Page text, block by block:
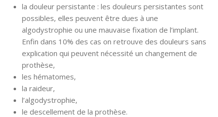
la douleur persistante : les douleurs persistantes sont
possibles, elles peuvent être dues à une
algodystrophie ou une mauvaise fixation de l’implant.
Enfin dans 10% des cas on retrouve des douleurs sans
explication qui peuvent nécessité un changement de
prothèse,
les hématomes,
la raideur,
l’algodystrophie,
le descellement de la prothèse.